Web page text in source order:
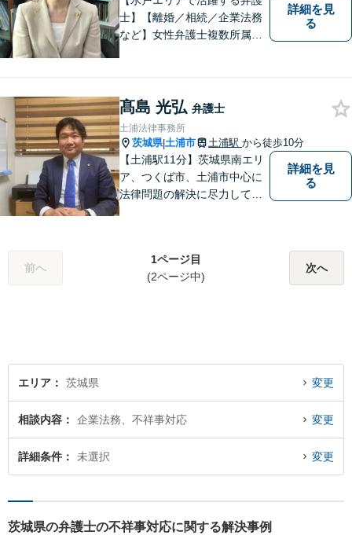
士】【離婚／相続／企業法務
など】女性弁護士複数所属／
いたします。お困りごとがあ
ればお気軽にご相談くださ
い。
詳細を見
る
髙島 光弘 弁護士
土浦法律事務所
茨城県|土浦市 土浦駅 から徒歩10分
【土浦駅11分】茨城県南エリ
ア、つくば市、土浦市中心に
法律問題の解決に尽力してお
ら、お気軽にご相談くださ
詳細を見
る
前へ
1ページ目
(2ページ中)
次へ
エリア 茨城県 変更
相談内容 企業法務、不祥事対応 変更
詳細条件 未選択 変更
茨城県の弁護士の不祥事対応に関する解決事例